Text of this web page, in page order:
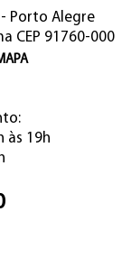
Porto Alegre
CEP 91760-000
às 19h